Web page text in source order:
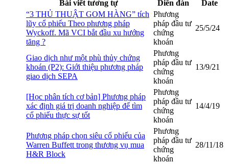
Bài viết tương tự Diễn đàn
Date
“3 THỦ THUẬT GOM HÀNG” tích
lũy cổ phiếu Theo phương pháp
Wyckoff. Mã VCI bắt đầu xu hướng
tăng ?
Phương
pháp đầu tư
chứng
khoán
25/5/24
Giao dịch như một phù thủy chứng
khoán (P2): Giới thiệu phương pháp
giao dịch SEPA
Phương
pháp đầu tư
chứng
khoán
13/9/21
[Học phân tích cơ bản] Phương pháp
xác định giá trị doanh nghiệp để tìm
cổ phiếu thực sự tốt
Phương
pháp đầu tư
chứng
khoán
14/4/19
Phương pháp chọn siêu cổ phiếu của
Warren Buffett trong thương vụ mua
H&R Block
Phương
pháp đầu tư
chứng
khoán
28/11/18